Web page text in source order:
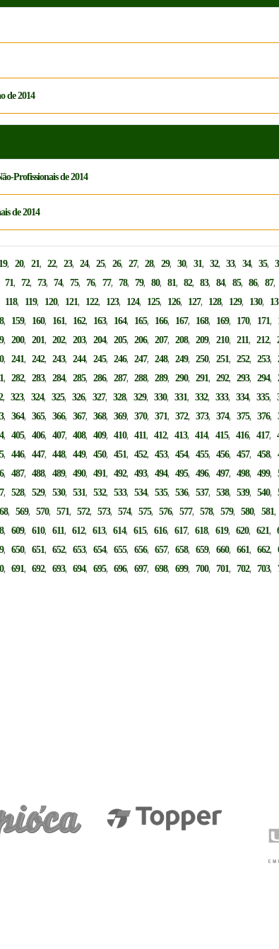
de 2014
Profissionais de 2014
de 2014
19,20,21,22,23,24,25,26,27,28,29,30,31,32,33,34,35,
71,72,73,74,75,76,77,78,79,80,81,82,83,84,85,86,87
118, 119, 120, 121, 122, 123, 124, 125, 126, 127, 128, 129, 130,
, 159, 160, 161, 162, 163, 164, 165, 166, 167, 168, 169, 170, 171,
,200,201,202,203,204,205,206,207,208,209,210,211,212,
,241,242,243,244,245,246,247,248,249,250,251,252,253,
,282,283,284,285,286,287,288,289,290,291,292,293,294,
,323,324,325,326,327,328,329,330,331,332,333,334,335,
,364,365,366,367,368,369,370,371,372,373,374,375,376,
,405,406,407,408,409,410,411,412,413,414,415,416,417,
,446,447,448,449,450,451,452,453,454,455,456,457,458,
,487,488,489,490,491,492,493,494,495,496,497,498,499,
,528,529,530,531,532,533,534,535,536,537,538,539,540,
,569,570,571,572,573,574,575,576,577,578,579,580,581
,609,610,611,612,613,614,615,616,617,618,619,620,621,
,650,651,652,653,654,655,656,657,658,659,660,661,662,
,691,692,693,694,695,696,697,698,699,700,701,702,703,